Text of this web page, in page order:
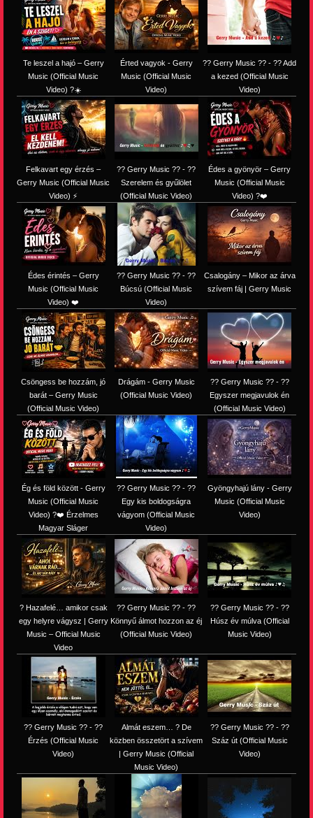
Te leszel a hajó – Gerry
Music (Official Music
Video) ?☀️
Érted vagyok - Gerry
Music (Official Music
Video)
?? Gerry Music ?? - ?? Add
a kezed (Official Music
Video)
Felkavart egy érzés –
Gerry Music (Official Music
Video) ⚡
?? Gerry Music ?? - ??
Szerelem és gyűlölet
(Official Music Video)
Édes a gyönyör – Gerry
Music (Official Music
Video) ?❤️
Édes érintés – Gerry
Music (Official Music
Video) ❤️
?? Gerry Music ?? - ??
Búcsú (Official Music
Video)
Csalogány – Mikor az árva
szívem fáj | Gerry Music
Csöngess be hozzám, jó
barát – Gerry Music
(Official Music Video)
Drágám - Gerry Music
(Official Music Video)
?? Gerry Music ?? - ??
Egyszer megjavulok én
(Official Music Video)
Ég és föld között - Gerry
Music (Official Music
Video) ?❤️ Érzelmes
Magyar Sláger
?? Gerry Music ?? - ??
Egy kis boldogságra
vágyom (Official Music
Video)
Gyöngyhajú lány - Gerry
Music (Official Music
Video)
? Hazafelé… amikor csak
egy helyre vágysz | Gerry
Music – Official Music
Video
?? Gerry Music ?? - ??
Könnyű álmot hozzon az éj
(Official Music Video)
?? Gerry Music ?? - ??
Húsz év múlva (Official
Music Video)
?? Gerry Music ?? - ??
Érzés (Official Music
Video)
Almát eszem… ? De
közben összetört a szívem
| Gerry Music (Official
Music Video)
?? Gerry Music ?? - ??
Száz út (Official Music
Video)